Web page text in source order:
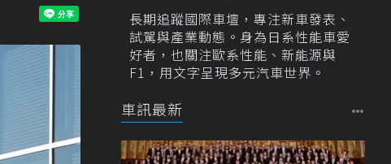
長期追蹤國際車壇，專注新車發表、
試駕與產業動態。身為日系性能車愛
好者，也關注歐系性能、新能源與
F1，用文字呈現多元汽車世界。
車訊最新